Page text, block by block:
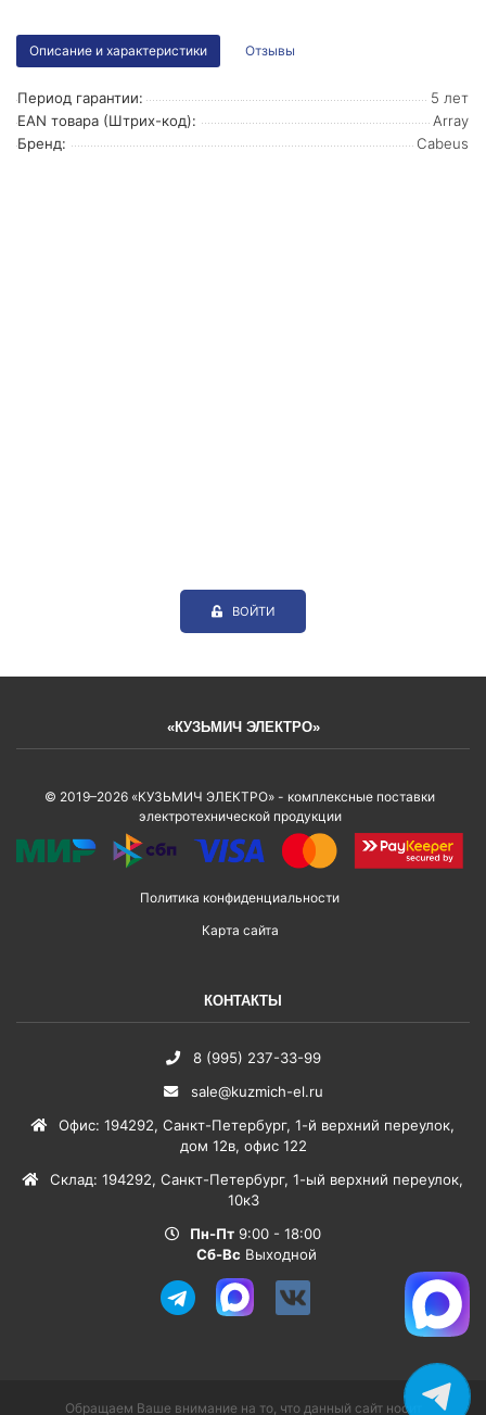
Описание и характеристики Отзывы
Период гарантии:
5 лет
EAN товара (Штрих-код):
Array
Бренд:
Cabeus
ВОЙТИ
«КУЗЬМИЧ ЭЛЕКТРО»
© 2019–2026 «КУЗЬМИЧ ЭЛЕКТРО» - комплексные поставки
электротехнической продукции
Политика конфиденциальности
Карта сайта
КОНТАКТЫ
8 (995) 237-33-99
sale@kuzmich-el.ru
Офис: 194292, Санкт-Петербург, 1-й верхний переулок,
дом 12в, офис 122
Склад: 194292, Санкт-Петербург, 1-ый верхний переулок,
10к3
Пн-Пт 9:00 - 18:00
Сб-Вс Выходной
Обращаем Ваше внимание на то, что данный сайт носит